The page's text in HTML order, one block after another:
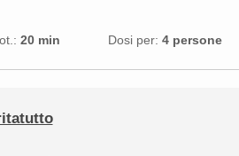
20 min Dosi per: 4 persone